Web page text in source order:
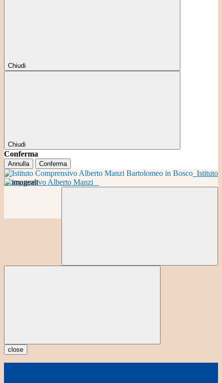
Chiudi
Chiudi
Conferma
Annulla Conferma
Istituto
Comprensivo Alberto Manzi
close